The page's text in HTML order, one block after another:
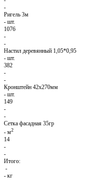
-
Ригель 3м
- шт.
1076
-
-
Настил деревянный 1,05*0,95
- шт.
382
-
-
Кронштейн 42х270мм
- шт.
149
-
-
Сетка фасадная 35гр
- м2
14
-
-
Итого:
-
- кг